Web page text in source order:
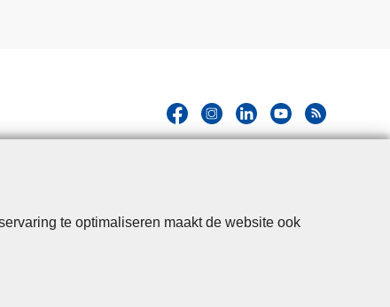
te optimaliseren maakt de website ook